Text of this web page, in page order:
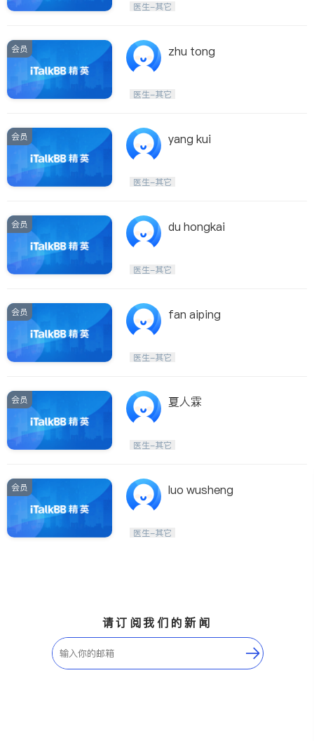
医生-其它
会员 zhu tong
医生-其它
会员 yang kui
医生-其它
会员 du hongkai
医生-其它
会员 fan aiping
医生-其它
会员 夏人霖
医生-其它
会员 luo wusheng
医生-其它
请订阅我们的新闻